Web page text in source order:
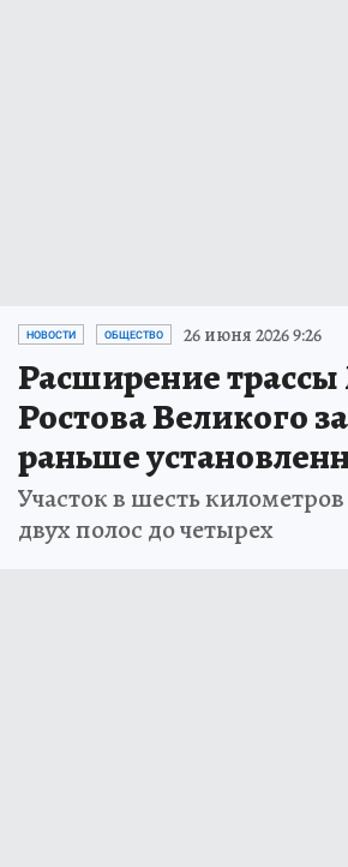
НОВОСТИ ОБЩЕСТВО 26 июня 2026 9:26
Расширение
Ростова Великого
раньше
Участок в шесть
двух полос до четырех